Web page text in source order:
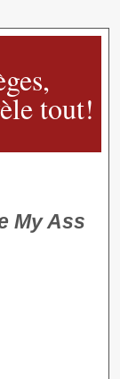
tout!
My Ass